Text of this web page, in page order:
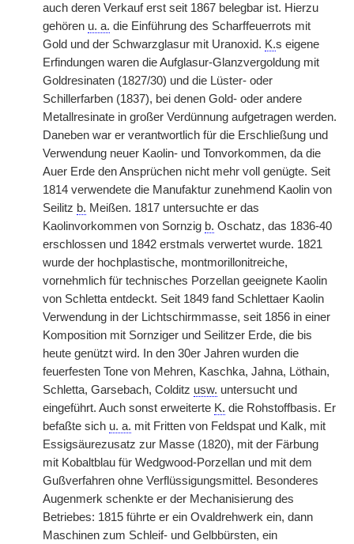
auch deren Verkauf erst seit 1867 belegbar ist. Hierzu
gehören u. a. die Einführung des Scharffeuerrots mit
Gold und der Schwarzglasur mit Uranoxid. K.s eigene
Erfindungen waren die Aufglasur-Glanzvergoldung mit
Goldresinaten (1827/30) und die Lüster- oder
Schillerfarben (1837), bei denen Gold- oder andere
Metallresinate in großer Verdünnung aufgetragen werden.
Daneben war er verantwortlich für die Erschließung und
Verwendung neuer Kaolin- und Tonvorkommen, da die
Auer Erde den Ansprüchen nicht mehr voll genügte. Seit
1814 verwendete die Manufaktur zunehmend Kaolin von
Seilitz b. Meißen. 1817 untersuchte er das
Kaolinvorkommen von Sornzig b. Oschatz, das 1836-40
erschlossen und 1842 erstmals verwertet wurde. 1821
wurde der hochplastische, montmorillonitreiche,
vornehmlich für technisches Porzellan geeignete Kaolin
von Schletta entdeckt. Seit 1849 fand Schlettaer Kaolin
Verwendung in der Lichtschirmmasse, seit 1856 in einer
Komposition mit Sornziger und Seilitzer Erde, die bis
heute genützt wird. In den 30er Jahren wurden die
feuerfesten Tone von Mehren, Kaschka, Jahna, Löthain,
Schletta, Garsebach, Colditz usw. untersucht und
eingeführt. Auch sonst erweiterte K. die Rohstoffbasis. Er
befaßte sich u. a. mit Fritten von Feldspat und Kalk, mit
Essigsäurezusatz zur Masse (1820), mit der Färbung
mit Kobaltblau für Wedgwood-Porzellan und mit dem
Gußverfahren ohne Verflüssigungsmittel. Besonderes
Augenmerk schenkte er der Mechanisierung des
Betriebes: 1815 führte er ein Ovaldrehwerk ein, dann
Maschinen zum Schleif- und Gelbbürsten, ein